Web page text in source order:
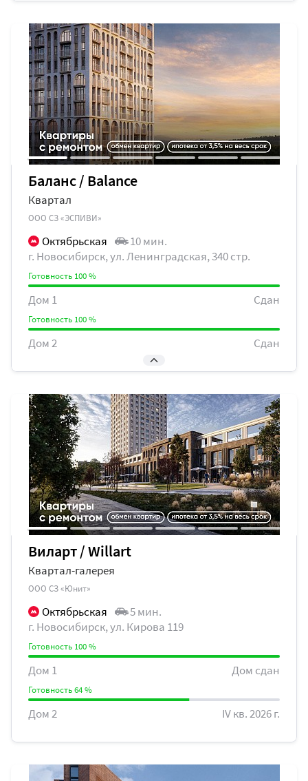
Баланс / Balance
Квартал
ООО СЗ «ЭСПИВИ»
Октябрьская
10 мин.
г. Новосибирск, ул. Ленинградская, 340 стр.
Готовность 100 %
Дом 1 Сдан
Готовность 100 %
Дом 2 Сдан
Виларт / Willart
Квартал-галерея
ООО СЗ «Юнит»
Октябрьская
5 мин.
г. Новосибирск, ул. Кирова 119
Готовность 100 %
Дом 1 Дом сдан
Готовность 64 %
Дом 2 IV кв. 2026 г.